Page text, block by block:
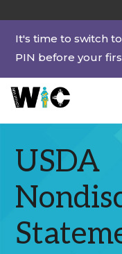
It's time to switch
PIN before your
USDA